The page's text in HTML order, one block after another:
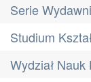
Serie
Studium
Wydział